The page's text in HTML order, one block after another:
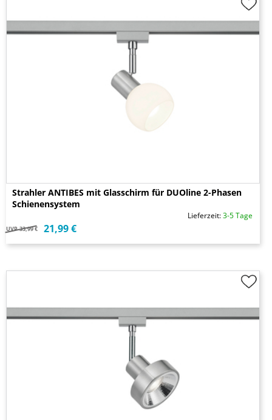
Strahler ANTIBES mit Glasschirm für DUOline 2-Phasen
Schienensystem
Lieferzeit:3-5 Tage
UVP 33,99 € 21,99 €